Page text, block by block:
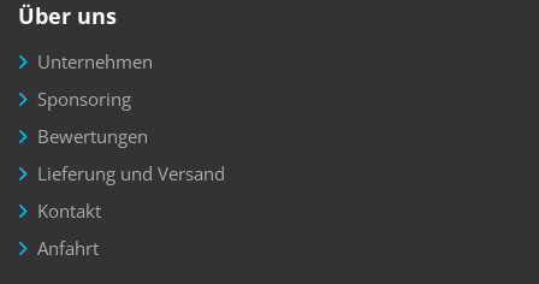
Über uns
Unternehmen
Sponsoring
Bewertungen
Lieferung und Versand
Kontakt
Anfahrt